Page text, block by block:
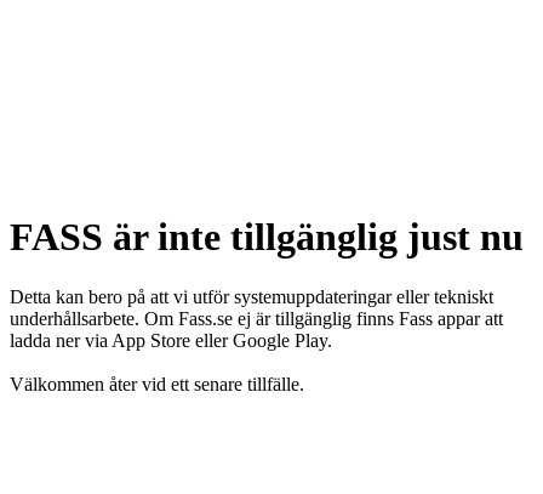
FASS är inte tillgänglig just nu
Detta kan bero på att vi utför systemuppdateringar eller tekniskt
underhållsarbete. Om Fass.se ej är tillgänglig finns Fass appar att
ladda ner via App Store eller Google Play.
Välkommen åter vid ett senare tillfälle.